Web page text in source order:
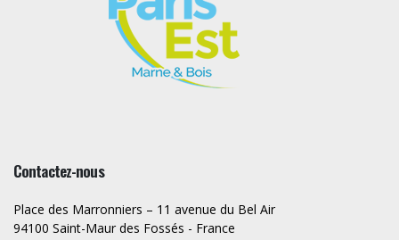
Contactez-nous
Place des Marronniers – 11 avenue du Bel Air
94100 Saint-Maur des Fossés - France